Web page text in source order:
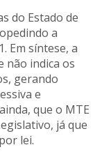
do Estado de
a
Em síntese, a
não indica os
gerando
e
que o MTE
já que
lei.